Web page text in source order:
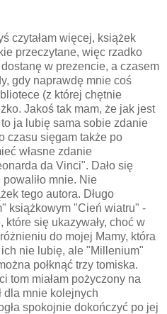
czytałam więcej, książek
przeczytane, więc rzadko
w prezencie, a czasem
gdy naprawdę mnie coś
(z której chętnie
Jakoś tak mam, że jak jest
ja lubię sama sobie zdanie
czasu sięgam także po
własne zdanie
da Vinci". Dało się
powaliło mnie. Nie
tego autora. Długo
książkowym "Cień wiatru" -
które się ukazywały, choć w
do mojej Mamy, która
ich nie lubię, ale "Millenium"
połknąć trzy tomiska.
tom miałam pożyczony na
dla mnie kolejnych
spokojnie dokończyć po jej